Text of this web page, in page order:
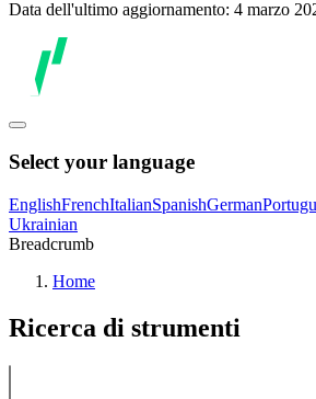
Data dell'ultimo aggiornamento: 4 marzo
Select your language
EnglishFrenchItalianSpanishGerman
Ukrainian
Breadcrumb
Home
Ricerca di strumenti